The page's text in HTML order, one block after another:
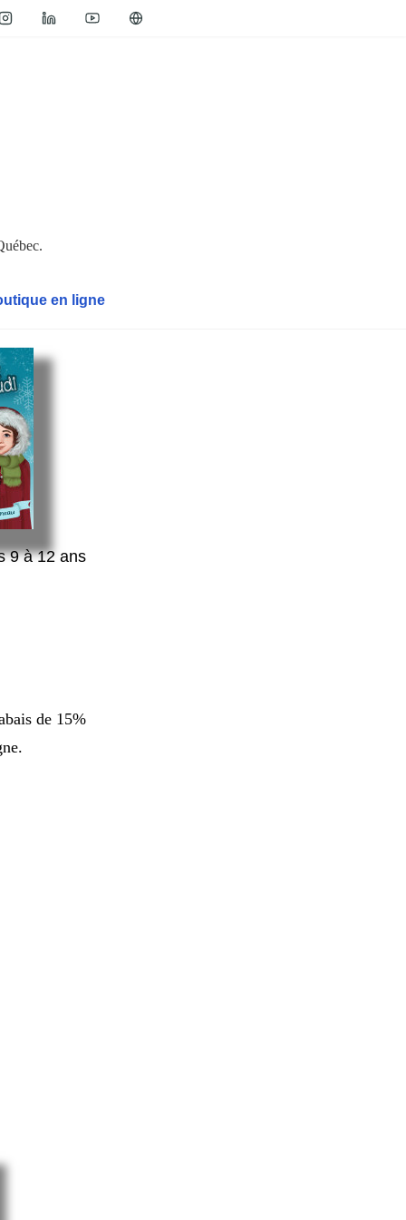
en ligne
9 à 12 ans
de 15%